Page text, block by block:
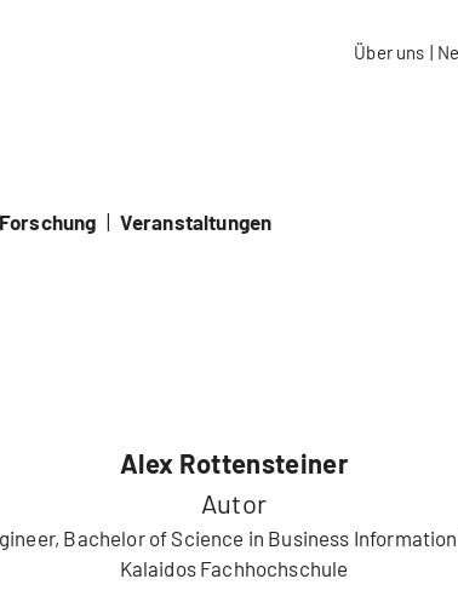
Über uns |
Forschung | Veranstaltungen
Alex Rottensteiner
Autor
Bachelor of Science in Business
Kalaidos Fachhochschule